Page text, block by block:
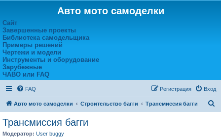
Авто мото самоделки
Сайт
Завершенные проекты
Библиотека самодельщика
Примеры решений
Чертежи и модели
Инструменты и оборудование
Зарубежные
ЧАВО или FAQ
FAQ Вход
Регистрация
Авто мото самоделки Строительство багги Трансмиссия багги
Трансмиссия багги
Модератор: User buggy